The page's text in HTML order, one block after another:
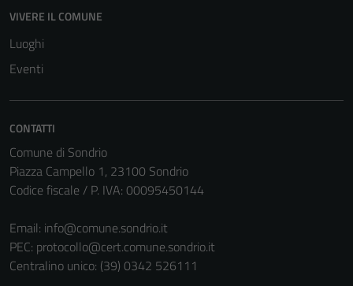
VIVERE IL COMUNE
Luoghi
Eventi
CONTATTI
Comune di Sondrio
Piazza Campello 1, 23100 Sondrio
Codice fiscale / P. IVA: 00095450144
Email: info@comune.sondrio.it
PEC: protocollo@cert.comune.sondrio.it
Centralino unico: (39) 0342 526111
funzionamento
Questi cookie
personali.